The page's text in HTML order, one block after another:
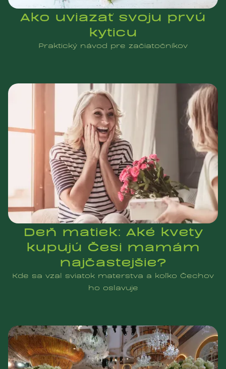
Ako uviazať svoju prvú
kyticu
Praktický návod pre začiatočníkov
Deň matiek: Aké kvety
kupujú Česi mamám
najčastejšie?
Kde sa vzal sviatok materstva a koľko Čechov
ho oslavuje